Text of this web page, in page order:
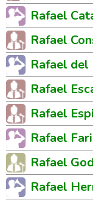
Rafael
Rafael
Rafael del
Rafael
Rafael
Rafael
Rafael
Rafael